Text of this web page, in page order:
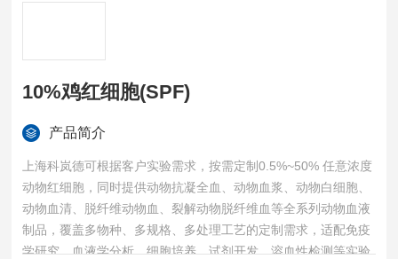
10%鸡红细胞(SPF)
产品简介
上海科岚德可根据客户实验需求，按需定制0.5%~50% 任意浓度
动物红细胞，同时提供动物抗凝全血、动物血浆、动物白细胞、
动物血清、脱纤维动物血、裂解动物脱纤维血等全系列动物血液
制品，覆盖多物种、多规格、多处理工艺的定制需求，适配免疫
学研究、血液学分析、细胞培养、试剂开发、溶血性检测等实验